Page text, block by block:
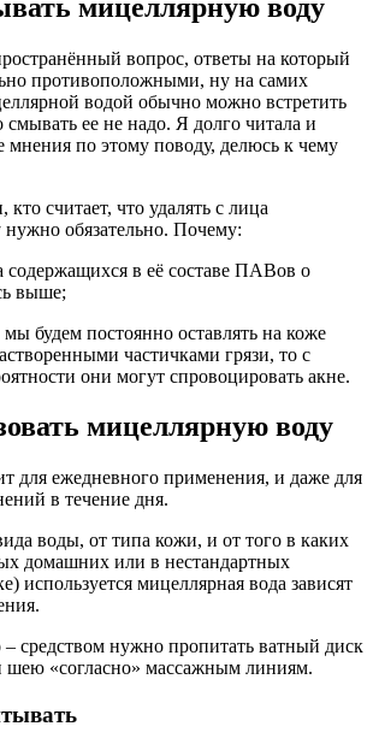
мицеллярную воду
вопрос, ответы на который
противоположными, ну на самих
водой обычно можно встретить
смывать ее не надо. Я долго читала и
мнения по этому поводу, делюсь к чему
считает, что удалять с лица
обязательно. Почему:
в её составе ПАВов о
выше;
будем постоянно оставлять на коже
частичками грязи, то с
они могут спровоцировать акне.
мицеллярную воду
для ежедневного применения, и даже для
в течение дня.
воды, от типа кожи, и от того в каких
домашних или в нестандартных
используется мицеллярная вода зависят
средством нужно пропитать ватный диск
шею «согласно» массажным линиям.